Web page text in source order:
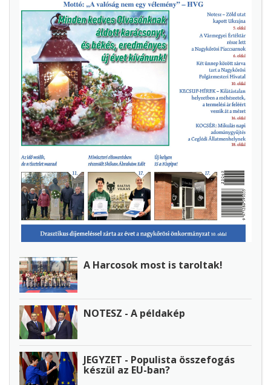
A Harcosok most is taroltak!
NOTESZ - A példakép
JEGYZET - Populista összefogás
készül az EU-ban?